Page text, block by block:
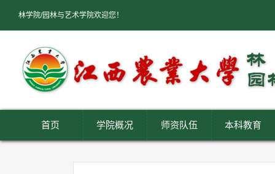
林学院/园林与艺术学院欢迎您！
首页 学院概况 师资队伍 本科教育